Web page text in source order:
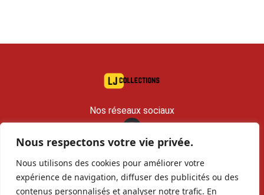
Nous respectons votre vie privée.
Nous utilisons des cookies pour améliorer votre
expérience de navigation, diffuser des publicités ou des
contenus personnalisés et analyser notre trafic. En
Nos réseaux sociaux
contact@lj-collections.com
RCS 979 374 147 Romans